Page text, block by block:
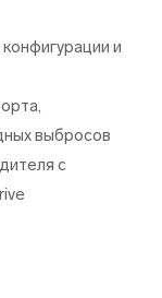
и
выбросов
с